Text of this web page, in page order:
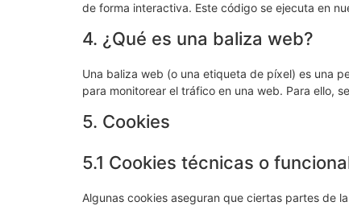
de forma interactiva. Este código se ejecuta en
4. ¿Qué es una baliza web?
Una baliza web (o una etiqueta de píxel) es una
para monitorear el tráfico en una web. Para ello,
5. Cookies
5.1 Cookies técnicas o
Algunas cookies aseguran que ciertas partes de